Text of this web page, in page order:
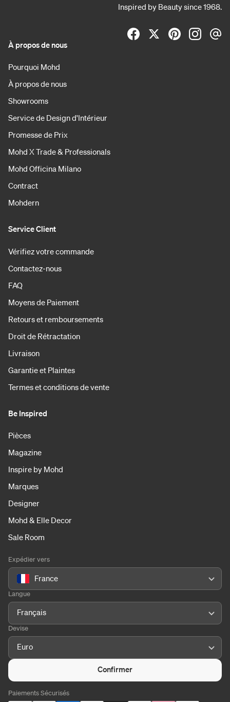
Inspired by Beauty since 1968.
À propos de nous
Pourquoi Mohd
À propos de nous
Showrooms
Service de Design d'Intérieur
Promesse de Prix
Mohd X Trade & Professionals
Mohd Officina Milano
Contract
Mohdern
Service Client
Vérifiez votre commande
Contactez-nous
FAQ
Moyens de Paiement
Retours et remboursements
Droit de Rétractation
Livraison
Garantie et Plaintes
Termes et conditions de vente
Be Inspired
Pièces
Magazine
Inspire by Mohd
Marques
Designer
Mohd & Elle Decor
Sale Room
Expédier vers
France
Langue
Français
Devise
Euro
Confirmer
Paiements Sécurisés